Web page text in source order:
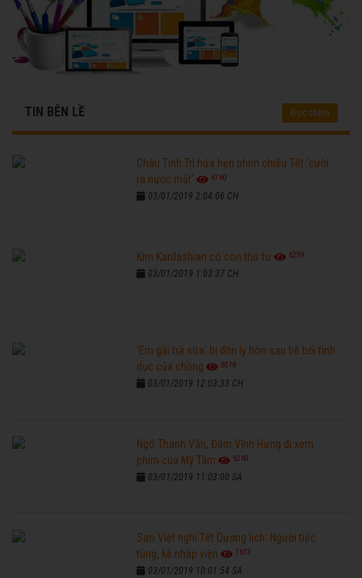
TIN BÊN LỀ Đọc thêm
Châu Tinh Trì hứa hẹn phim chiếu Tết 'cười
ra nước mắt'
6760
03/01/2019 2:04:06 CH
Kim Kardashian có con thứ tư 6259
03/01/2019 1:03:37 CH
'Em gái trà sữa' bị đồn ly hôn sau bê bối tình
dục của chồng
6578
03/01/2019 12:03:33 CH
Ngô Thanh Vân, Đàm Vĩnh Hưng đi xem
phim của Mỹ Tâm
6260
03/01/2019 11:03:00 SA
Sao Việt nghỉ Tết Dương lịch: Người tiệc
tùng, kẻ nhập viện
7673
03/01/2019 10:01:54 SA